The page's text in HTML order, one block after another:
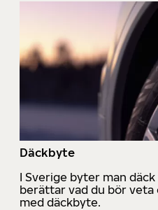
Däckbyte
I Sverige byter man
berättar vad du bör veta
med däckbyte.